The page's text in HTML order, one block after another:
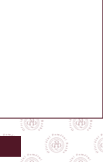
Zobrazit na mapě